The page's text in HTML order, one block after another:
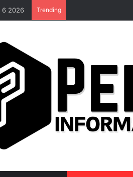
6 2026 Trending